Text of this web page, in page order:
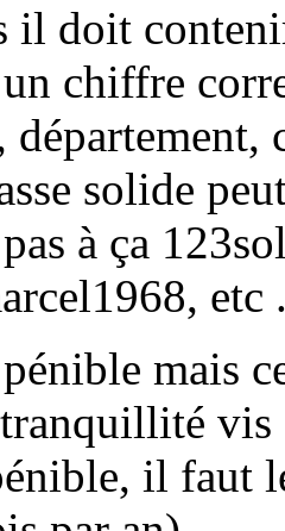
il doit
chiffre
département,
solide
à ça
etc
pénible mais
il faut